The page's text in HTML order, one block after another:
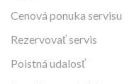
Cenová ponuka servisu
Rezervovať servis
Poistná udalosť